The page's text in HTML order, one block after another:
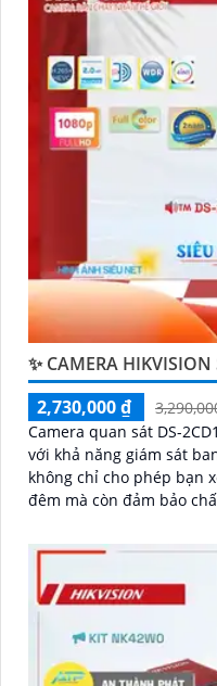
✨ CAMERA
2,730,000 ₫
Camera quan sát DS-
với khả năng giám sát ban
không chỉ cho phép bạn
đêm mà còn đảm bảo